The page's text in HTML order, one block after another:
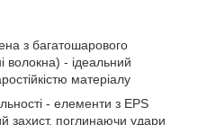
з багатошарового
волокна) - ідеальний
матеріалу
- елементи з EPS
захист, поглинаючи удари